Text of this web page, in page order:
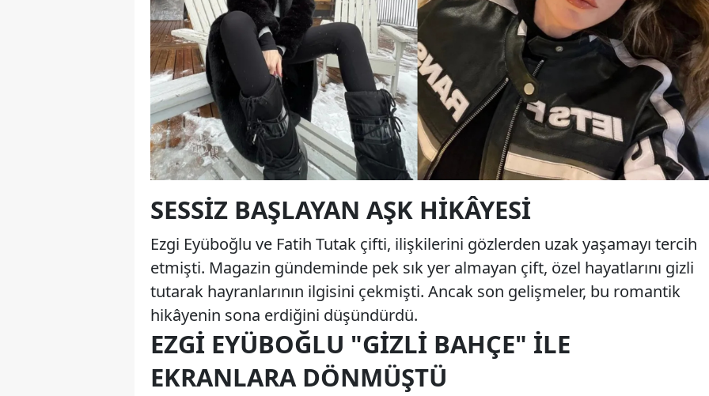
SESSIZ BAŞLAYAN AŞK HIKÂYESI
Ezgi Eyüboğlu ve Fatih Tutak çifti, ilişkilerini gözlerden uzak yaşamayı tercih
etmişti. Magazin gündeminde pek sık yer almayan çift, özel hayatlarını gizli
tutarak hayranlarının ilgisini çekmişti. Ancak son gelişmeler, bu romantik
hikâyenin sona erdiğini düşündürdü.
EZGI EYÜBOĞLU "GIZLI BAHÇE" ILE
EKRANLARA DÖNMÜŞTÜ